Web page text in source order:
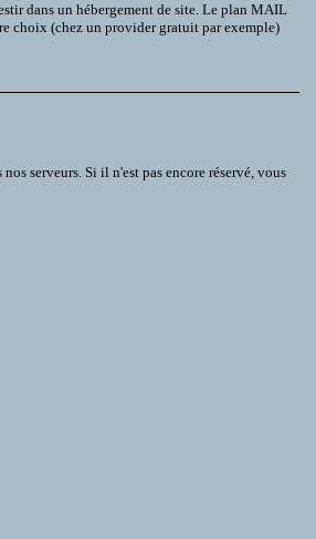
dans un hébergement de site. Le plan MAIL
choix (chez un provider gratuit par exemple)
serveurs. Si il n'est pas encore réservé, vous